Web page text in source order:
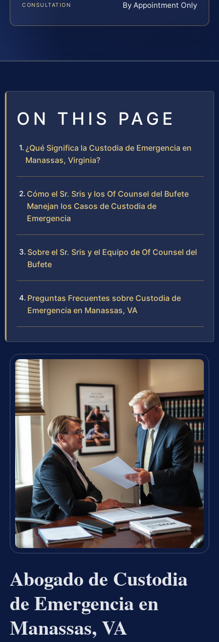
CONSULTATION By Appointment Only
ON THIS PAGE
¿Qué Significa la Custodia de Emergencia en
Manassas, Virginia?
Cómo el Sr. Sris y los Of Counsel del Bufete
Manejan los Casos de Custodia de
Emergencia
Sobre el Sr. Sris y el Equipo de Of Counsel del
Bufete
Preguntas Frecuentes sobre Custodia de
Emergencia en Manassas, VA
Abogado de Custodia
de Emergencia en
Manassas, VA